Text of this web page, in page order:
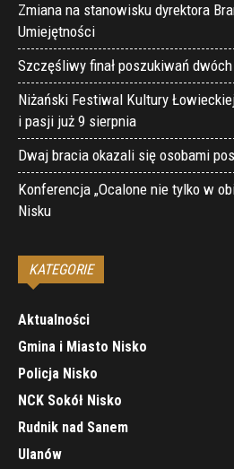
Zmiana na stanowisku dyrektora
Umiejętności
Szczęśliwy finał poszukiwań
Niżański Festiwal Kultury
i pasji już 9 sierpnia
Dwaj bracia okazali się osobami
Konferencja „Ocalone nie tylko w
Nisku
KATEGORIE
Aktualności
Gmina i Miasto Nisko
Policja Nisko
NCK Sokół Nisko
Rudnik nad Sanem
Ulanów